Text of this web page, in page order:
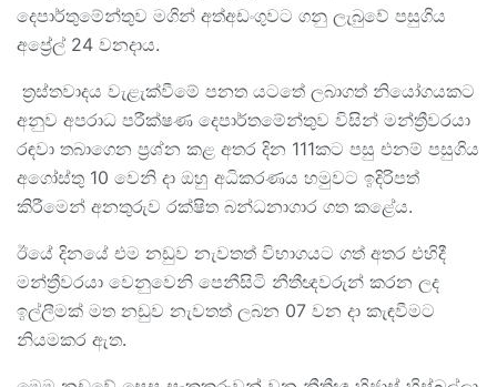
දෙපාර්තුමේන්තුව මගින් අත්අඩංගුවට ගනු ලැබුවේ පසුගිය
අප්‍රේල් 24 වනදාය.
ත්‍රස්තවාදය වැළැක්වීමේ පනත යටතේ ලබාගත් නියෝගයකට
අනුව අපරාධ පරීක්ෂණ දෙපාර්තමේන්තුව විසින් මන්ත්‍රීවරයා
රඳවා තබාගෙන ප්‍රශ්න කළ අතර දින 111කට පසු එනම් පසුගිය
අගෝස්තු 10 වෙනි දා ඔහු අධිකරණය හමුවට ඉදිරිපත්
කිරීමෙන් අනතුරුව රක්ෂිත බන්ධනාගාර ගත කළේය.
ඊයේ දිනයේ එම නඩුව නැවතත් විභාගයට ගත් අතර එහිදී
මන්ත්‍රීවරයා වෙනුවෙනි පෙනීසිටි නීතීඥවරුන් කරන ලද
ඉල්ලීමක් මත නඩුව නැවතත් ලබන 07 වන දා කැඳවීමට
නියමකර ඇත.